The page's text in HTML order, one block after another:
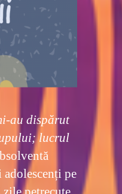
au dispărut
lucrul
pe